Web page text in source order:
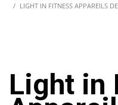
LIGHT IN FITNESS APPAREILS
Light in